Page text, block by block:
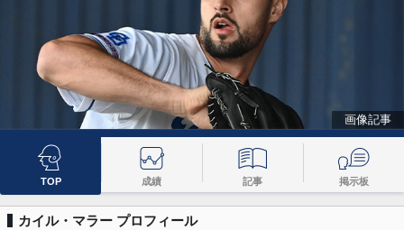
画像記事
TOP 成績 記事 掲示板
カイル・マラー プロフィール